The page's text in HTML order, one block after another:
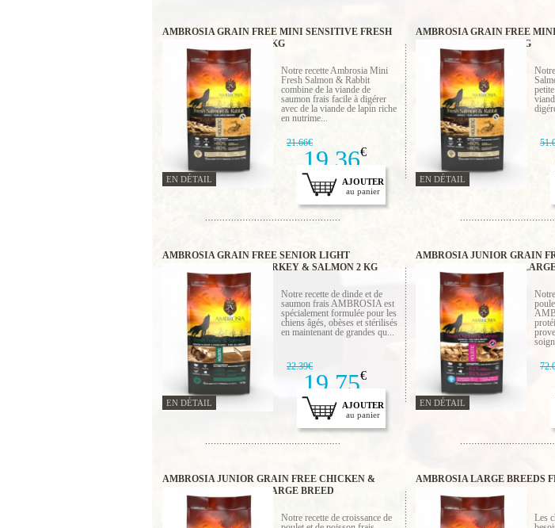
AMBROSIA GRAIN FREE MINI SENSITIVE FRESH
SALMON & RABBIT 1.5 KG
Notre recette Ambrosia Mini
Fresh Salmon & Rabbit
combine de la viande de
saumon frais facile à digérer
avec de la viande de lapin riche
en nutrime...
21.66€
19.36€
AJOUTER
au panier
EN DÉTAIL
AMBROSIA GRAIN FREE
SALMON & RABBIT 5 KG
EN DÉTAIL
AMBROSIA GRAIN FREE SENIOR LIGHT
STERILIZED FRESH TURKEY & SALMON 2 KG
Notre recette de dinde et de
saumon frais AMBROSIA est
spécialement formulée pour les
chiens âgés, obèses et stérilisés
en maintenant de grandes qu...
22.39€
19.75€
AJOUTER
au panier
EN DÉTAIL
AMBROSIA JUNIOR GRAIN
FRESH SALMON 12 KG
EN DÉTAIL
AMBROSIA JUNIOR GRAIN FREE CHICKEN &
FRESH SALMON 6 KG LARGE BREED
Notre recette de croissance de
AMBROSIA LARGE BREEDS
Les